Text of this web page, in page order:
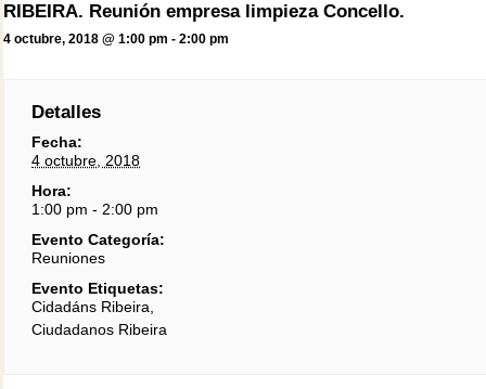
RIBEIRA. Reunión empresa limpieza Concello.
4 octubre, 2018 @ 1:00 pm - 2:00 pm
Detalles
Fecha:
4 octubre, 2018
Hora:
1:00 pm - 2:00 pm
Evento Categoría:
Reuniones
Evento Etiquetas:
Cidadáns Ribeira
Ciudadanos Ribeira